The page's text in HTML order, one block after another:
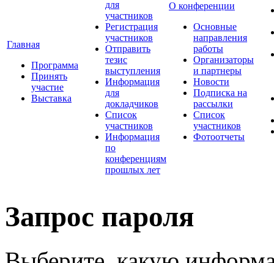
Главная
Программа
Принять
участие
Выставка
для
участников
Регистрация
участников
Отправить
тезис
выступления
Информация
для
докладчиков
Список
участников
Информация
по
конференциям
прошлых лет
О конференции
Основные
направления
работы
Организаторы
и партнеры
Новости
Подписка на
рассылки
Список
участников
Фотоотчеты
Запрос пароля